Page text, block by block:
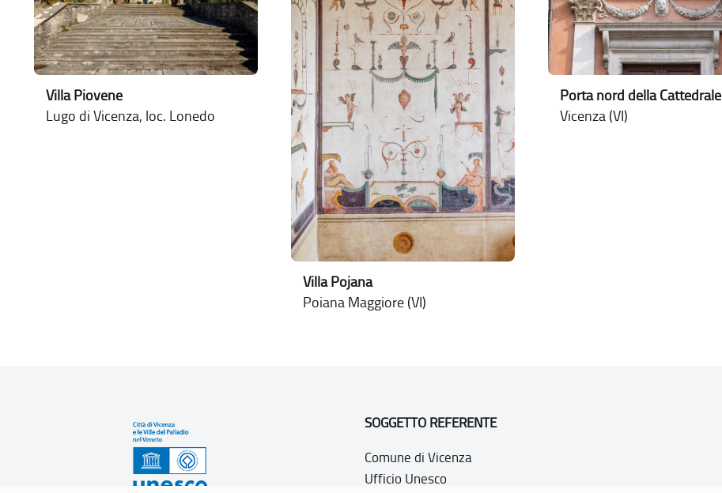
Villa Piovene
Lugo di Vicenza, loc. Lonedo
Villa Pojana
Poiana Maggiore (VI)
Porta nord della Cattedrale
Vicenza (VI)
SOGGETTO REFERENTE
Comune di Vicenza
Ufficio Unesco